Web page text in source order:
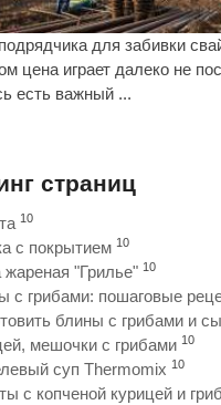
для забивки
цена играет далеко не
есть важный ...
страниц
10
с покрытием 10
"Грилье" 10
с грибами: пошаговые
блины с грибами и
мешочки с грибами 10
суп Thermomix 10
с копченой курицей и